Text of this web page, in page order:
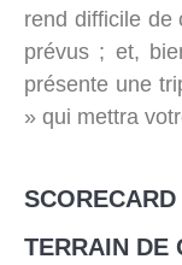
rend difficile de
prévus ; et,
présente une
» qui mettra
TERRAIN DE